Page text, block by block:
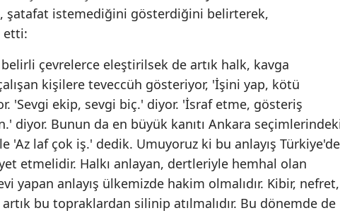
Yozgat
Aksaray
Bayburt
Karaman
Kırıkkale
Batman
şatafat istemediğini gösterdiğini belirterek,
etti:
çevrelerce eleştirilsek de artık halk, kavga
kişilere teveccüh gösteriyor, 'İşini yap, kötü
'Sevgi ekip, sevgi biç.' diyor. 'İsraf etme, gösteriş
diyor. Bunun da en büyük kanıtı Ankara
'Az laf çok iş.' dedik. Umuyoruz ki bu anlayış Türkiye'de
etmelidir. Halkı anlayan, dertleriyle hemhal olan
yapan anlayış ülkemizde hakim olmalıdır. Kibir, nefret,
bu topraklardan silinip atılmalıdır. Bu dönemde de